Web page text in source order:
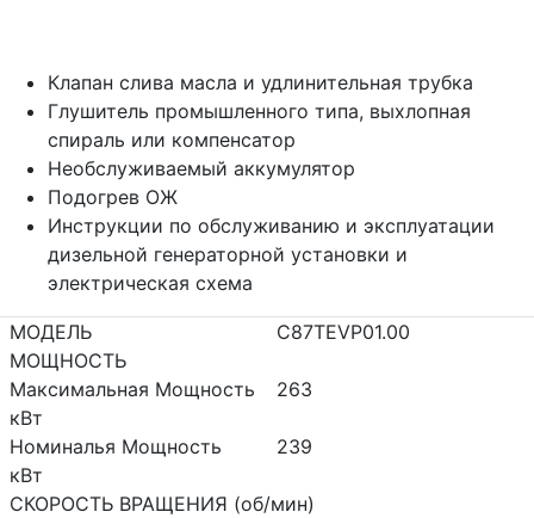
Клапан слива масла и удлинительная трубка
Глушитель промышленного типа, выхлопная
спираль или компенсатор
Необслуживаемый аккумулятор
Подогрев ОЖ
Инструкции по обслуживанию и эксплуатации
дизельной генераторной установки и
электрическая схема
МОДЕЛЬ
C87TEVP01.00
МОЩНОСТЬ
Максимальная Мощность
кВт
263
Номиналья Мощность
кВт
239
СКОРОСТЬ ВРАЩЕНИЯ (об/мин)